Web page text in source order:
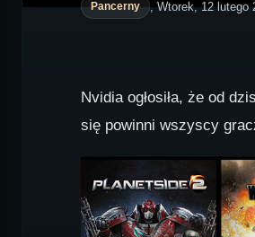
Pancerny , Wtorek, 12 lutego
Nvidia ogłosiła, że od
się powinni wszyscy